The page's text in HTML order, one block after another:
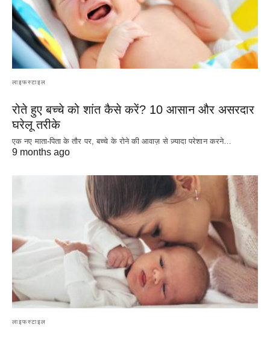
लाइफस्टाइल
रोते हुए बच्चे को शांत कैसे करें? 10 आसान और असरदार
घरेलू तरीके
एक नए माता-पिता के तौर पर, बच्चे के रोने की आवाज़ से ज़्यादा परेशान करने…
9 months ago
लाइफस्टाइल